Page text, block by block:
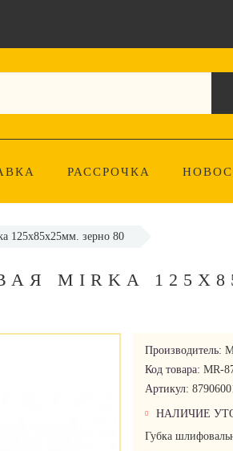
РАССРОЧКА
125х85х25мм. зерно 80
MIRKA
Производитель:
Код товара: MR-
Артикул:
НАЛИЧИЕ
Губка